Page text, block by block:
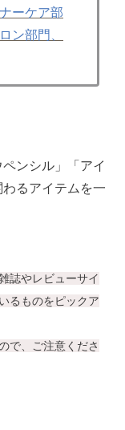
ーケア部
ン部門、
ンシル」「アイ
るアイテムを一
誌やレビューサイ
るものをピックア
で、ご注意くださ